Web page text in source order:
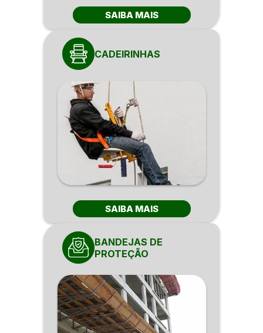
SAIBA MAIS
CADEIRINHAS
SAIBA MAIS
BANDEJAS DE
PROTEÇÃO